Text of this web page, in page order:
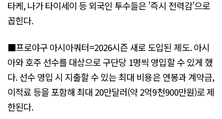
타케, 나가 타이세이 등 외국인 투수들은 '즉시 전력감'으로
꼽힌다.
■프로야구 아시아쿼터=2026시즌 새로 도입된 제도. 아시
아와 호주 선수를 대상으로 구단당 1명씩 영입할 수 있게 했
다. 선수 영입 시 지출할 수 있는 최대 비용은 연봉과 계약금,
이적료 등을 포함해 최대 20만달러(약 2억9천900만원)로 제
한된다.